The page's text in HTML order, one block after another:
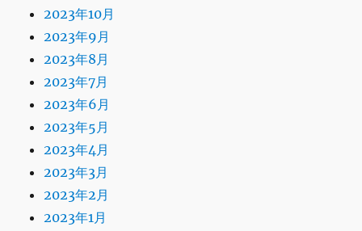
2023年10月
2023年9月
2023年8月
2023年7月
2023年6月
2023年5月
2023年4月
2023年3月
2023年2月
2023年1月